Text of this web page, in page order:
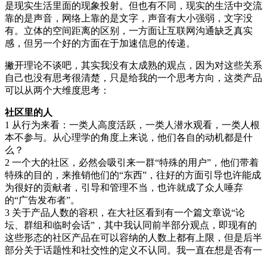
是现实生活里面的现象投射。但也有不同，现实的生活中交流
靠的是声音，网络上靠的是文字，声音有大小强弱，文字没
有。立体的空间距离的区别，一方面让互联网沟通缺乏真实
感，但另一个好的方面在于加速信息的传递。
撇开理论不谈吧，其实我没有太成熟的观点，因为对这些关系
自己也没有思考很清楚，只是给我的一个思考方向，这类产品
可以从两个大维度思考：
社区里的人
1 从行为来看：一类人高度活跃，一类人潜水观看，一类人根
本不参与。从心理学的角度上来说，他们各自的动机都是什
么？
2 一个大的社区，必然会吸引来一群“特殊的用户”，他们带着
特殊的目的，来推销他们的“东西”，往好的方面引导也许能成
为很好的贡献者，引导和管理不当，也许就成了众人唾弃
的“广告发布者”。
3 关于产品人数的容积，在大社区看到有一个篇文章说“论
坛、群组和临时会话”，其中我认同前半部分观点，即现有的
这些形态的社区产品在可以容纳的人数上都有上限，但是后半
部分关于话题性和社交性的定义不认同。我一直在想是否有一